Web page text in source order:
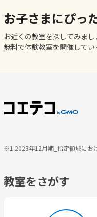
お子さまにぴっ
お近くの教室を探してみまし
無料で体験教室を開催して
※1 2023年12月期_指定領域にお
教室をさがす